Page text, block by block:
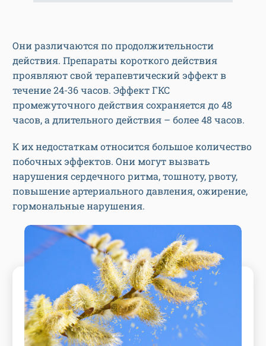
Они различаются по продолжительности
действия. Препараты короткого действия
проявляют свой терапевтический эффект в
течение 24-36 часов. Эффект ГКС
промежуточного действия сохраняется до 48
часов, а длительного действия – более 48 часов.
К их недостаткам относится большое количество
побочных эффектов. Они могут вызвать
нарушения сердечного ритма, тошноту, рвоту,
повышение артериального давления, ожирение,
гормональные нарушения.